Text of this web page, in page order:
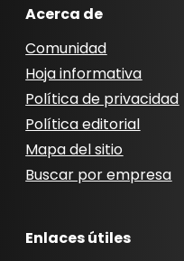
Acerca de
Comunidad
Hoja informativa
Política de privacidad
Política editorial
Mapa del sitio
Buscar por empresa
Enlaces útiles